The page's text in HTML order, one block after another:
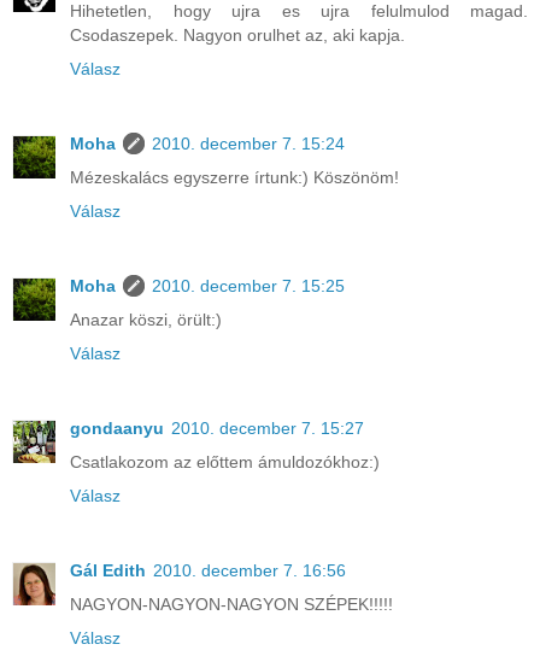
Hihetetlen, hogy ujra es ujra felulmulod magad.
Csodaszepek. Nagyon orulhet az, aki kapja.
Válasz
Moha
2010. december 7. 15:24
Mézeskalács egyszerre írtunk:) Köszönöm!
Válasz
Moha
2010. december 7. 15:25
Anazar köszi, örült:)
Válasz
gondaanyu 2010. december 7. 15:27
Csatlakozom az előttem ámuldozókhoz:)
Válasz
Gál Edith 2010. december 7. 16:56
NAGYON-NAGYON-NAGYON SZÉPEK!!!!!
Válasz